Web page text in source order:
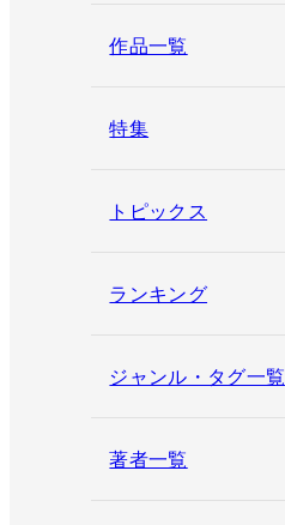
作品一覧
特集
トピックス
ランキング
ジャンル・タグ一覧
著者一覧